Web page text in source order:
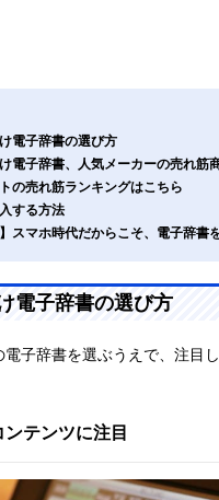
電子辞書の選び方
電子辞書、人気メーカーの売れ筋
の売れ筋ランキングはこちら
する方法
】スマホ時代だからこそ、電子辞書
電子辞書の選び方
電子辞書を選ぶうえで、注目
テンツに注目